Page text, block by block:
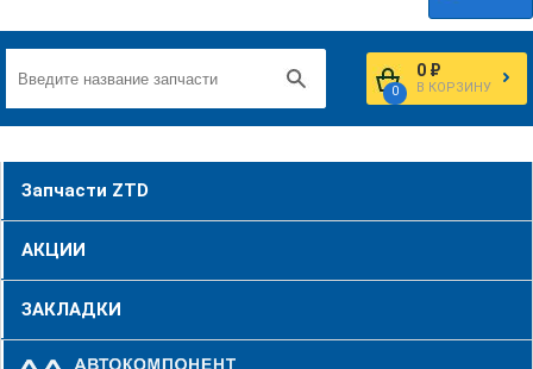
0
0 ₽
В КОРЗИНУ
Запчасти ZTD
АКЦИИ
ЗАКЛАДКИ